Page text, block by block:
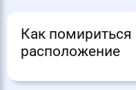
Как помириться
расположение